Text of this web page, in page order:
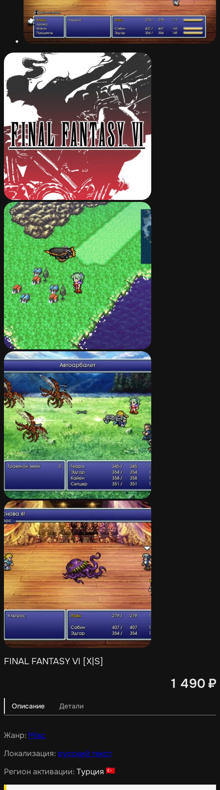
FINAL FANTASY VI [X|S]
1 490 ₽
Описание Детали
Жанр: Misc
Локализация: русский текст
Регион активации: Турция